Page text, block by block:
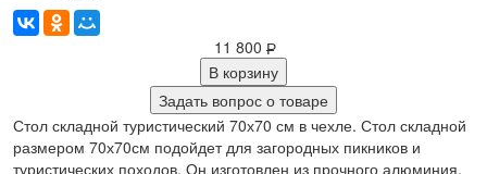
11 800 Р
В корзину
Задать вопрос о товаре
Стол складной туристический 70х70 см в чехле. Стол складной
размером 70х70см подойдет для загородных пикников и
туристических походов. Он изготовлен из прочного алюминия,